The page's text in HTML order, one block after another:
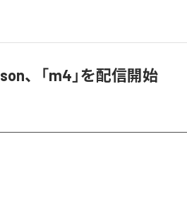
、「m4」を配信開始